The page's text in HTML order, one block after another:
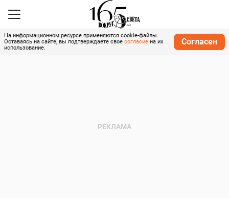
На информационном ресурсе применяются cookie-файлы.
Оставаясь на сайте, вы подтверждаете свое согласие на их
использование.
Согласен